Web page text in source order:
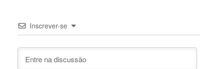
Inscrever-se